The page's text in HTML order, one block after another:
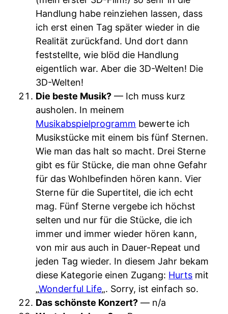
Handlung habe reinziehen lassen, dass
ich erst einen Tag später wieder in die
Realität zurückfand. Und dort dann
feststellte, wie blöd die Handlung
eigentlich war. Aber die 3D-Welten! Die
3D-Welten!
Die beste Musik? — Ich muss kurz
ausholen. In meinem
Musikabspielprogramm bewerte ich
Musikstücke mit einem bis fünf Sternen.
Wie man das halt so macht. Drei Sterne
gibt es für Stücke, die man ohne Gefahr
für das Wohlbefinden hören kann. Vier
Sterne für die Supertitel, die ich echt
mag. Fünf Sterne vergebe ich höchst
selten und nur für die Stücke, die ich
immer und immer wieder hören kann,
von mir aus auch in Dauer-Repeat und
jeden Tag wieder. In diesem Jahr bekam
diese Kategorie einen Zugang: Hurts mit
„Wonderful Life„. Sorry, ist einfach so.
Das schönste Konzert? — n/a